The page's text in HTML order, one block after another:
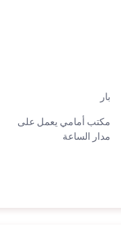
بار
مكتب أمامي يعمل على
مدار الساعة